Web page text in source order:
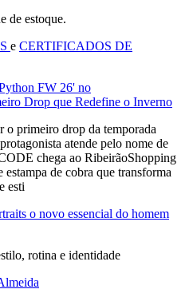
de estoque.
e CERTIFICADOS DE
FW 26' no
Drop que Redefine o Inverno
o primeiro drop da temporada
atende pelo nome de
chega ao RibeirãoShopping
de cobra que transforma
esti
o novo essencial do homem
rotina e identidade